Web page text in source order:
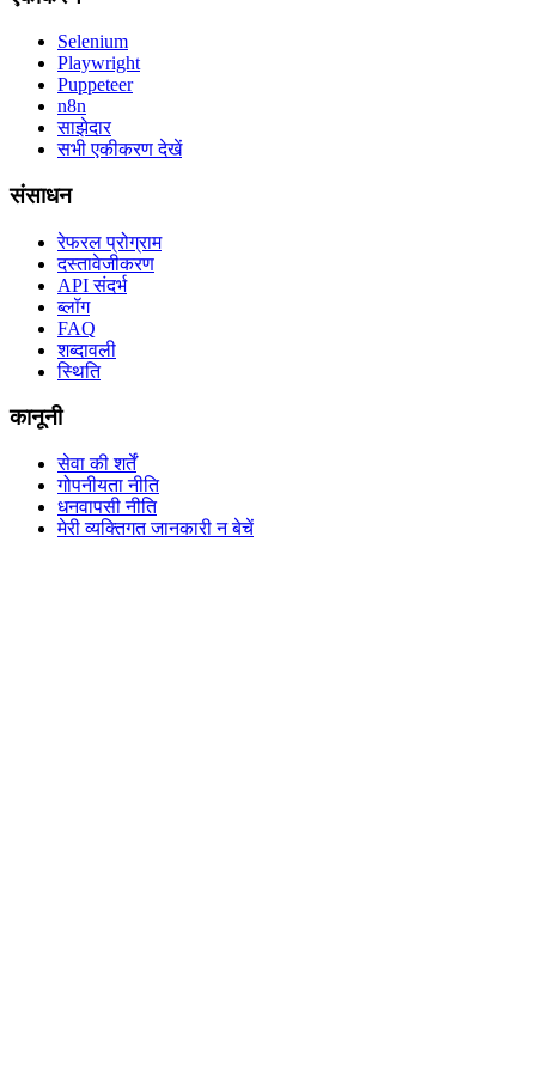
Selenium
Playwright
Puppeteer
n8n
साझेदार
सभी एकीकरण देखें
संसाधन
रेफरल प्रोग्राम
दस्तावेजीकरण
API संदर्भ
ब्लॉग
FAQ
शब्दावली
स्थिति
कानूनी
सेवा की शर्तें
गोपनीयता नीति
धनवापसी नीति
मेरी व्यक्तिगत जानकारी न बेचें